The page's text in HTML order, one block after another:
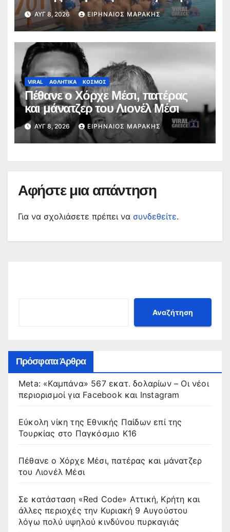
Κ16
ΑΥΓ 8, 2026 ΕΙΡΗΝΑΊΟΣ ΜΑΡΆΚΗΣ
VIRAL ΑΘΛΗΤΙΚΑ ΚΟΣΜΟΣ
Πέθανε ο Χόρχε Μέσι, πατέρας
και μάνατζερ του Λιονέλ Μέσι
ΑΥΓ 8, 2026 ΕΙΡΗΝΑΊΟΣ ΜΑΡΆΚΗΣ
Αφήστε μια απάντηση
Για να σχολιάσετε πρέπει να συνδεθείτε.
Αναζήτηση
Πρόσφατα Άρθρα
Meta: «Καμπάνα» 567 εκατ. δολαρίων – Οι νέοι
περιορισμοί για Facebook και Instagram
Εύκολη νίκη της Εθνικής Παίδων επί της
Τουρκίας στο Παγκόσμιο Κ16
Πέθανε ο Χόρχε Μέσι, πατέρας και μάνατζερ
του Λιονέλ Μέσι
Σε κατάσταση «Red Code» Αττική, Κρήτη και
άλλες περιοχές την Κυριακή 9 Αυγούστου
λόγω πολύ υψηλού κινδύνου πυρκαγιάς